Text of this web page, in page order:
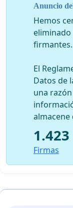
Anuncio
Hemos
firmantes.
El
Datos de
una
1.423
Firmas